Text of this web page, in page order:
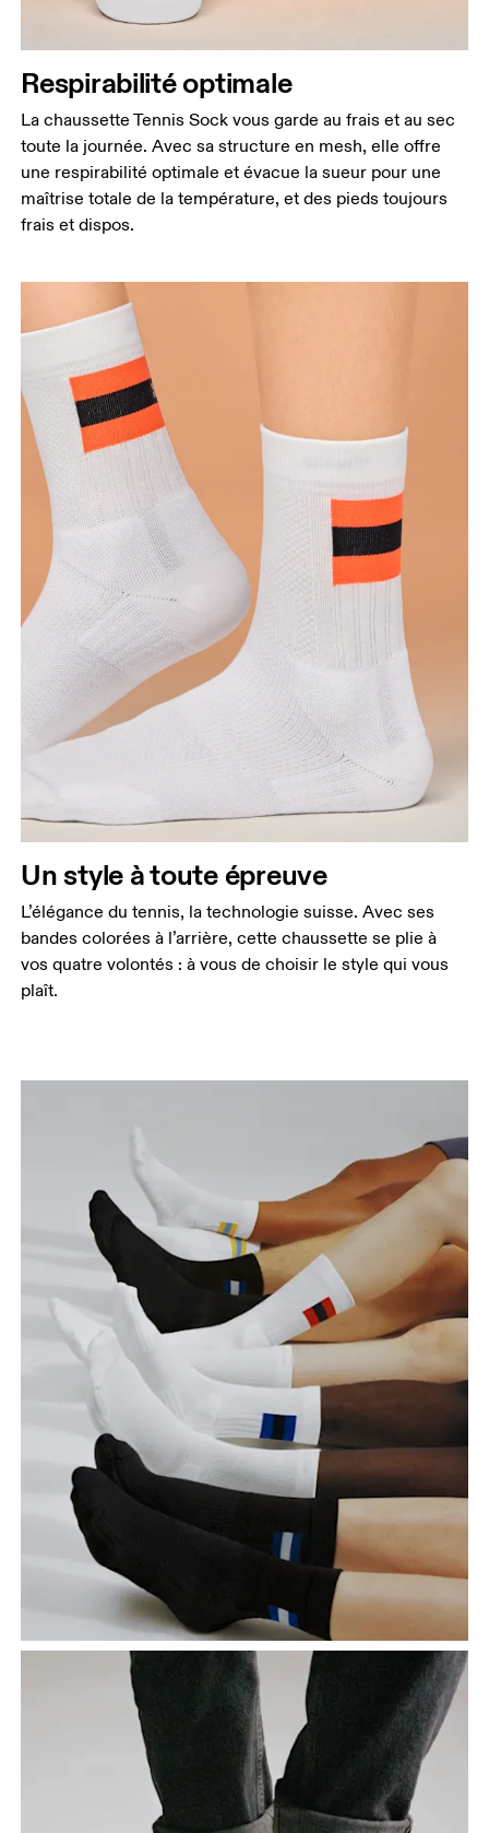
Respirabilité optimale
La chaussette Tennis Sock vous garde au frais et au sec
toute la journée. Avec sa structure en mesh, elle offre
une respirabilité optimale et évacue la sueur pour une
maîtrise totale de la température, et des pieds toujours
frais et dispos.
Un style à toute épreuve
L’élégance du tennis, la technologie suisse. Avec ses
bandes colorées à l’arrière, cette chaussette se plie à
vos quatre volontés : à vous de choisir le style qui vous
plaît.